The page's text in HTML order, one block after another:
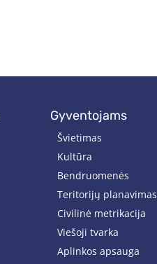
gyventojams
Švietimas
Kultūra
Bendruomenės
Teritorijų planavimas
Civilinė metrikacija
Viešoji tvarka
Aplinkos apsauga